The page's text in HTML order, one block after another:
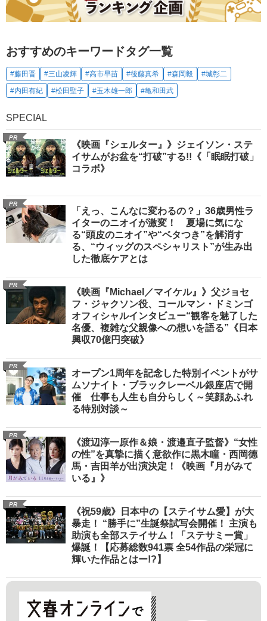
おすすめのキーワードタグ一覧
#藤田晋 #三山凌輝 #高市早苗 #後藤真希 #森岡毅
#城彰二
#内田有紀
#松田聖子 #玉木雄一郎 #亀和田武
SPECIAL
PR
《映画『シェルター』》ジェイソン・ステ
イサムがお盆を“打破”する!!《「眠眠打破」
コラボ》
PR
「えっ、こんなに変わるの？」36歳男性ラ
イターのニオイが激変！ 夏場に気にな
る“頭皮のニオイ”や“ベタつき”を解消す
る、“ウィッグのスペシャリスト”が生み出
した徹底ケアとは
PR
《映画『Michael／マイケル』》父ジョセ
フ・ジャクソン役、コールマン・ドミンゴ
オフィシャルインタビュー“観客を魅了した
名優、複雑な父親像への想いを語る”《日本
興収70億円突破》
PR
オープン1周年を記念した特別イベントがサ
ムソナイト・ブラックレーベル銀座店で開
催 仕事も人生も自分らしく～笑顔あふれ
る特別対談～
PR
《渡辺淳一原作＆娘・渡邉直子監督》“女性
の性”を真摯に描く意欲作に黒木瞳・西岡德
馬・吉田羊が出演決定！《映画『月がみて
いる』》
PR
《祝59歳》日本中の【ステイサム愛】が大
暴走！ “勝手に”生誕祭試写会開催！ 主演も
助演も全部ステイサム！「ステサミー賞」
爆誕！【応募総数941票 全54作品の栄冠に
輝いた作品とはー!?】